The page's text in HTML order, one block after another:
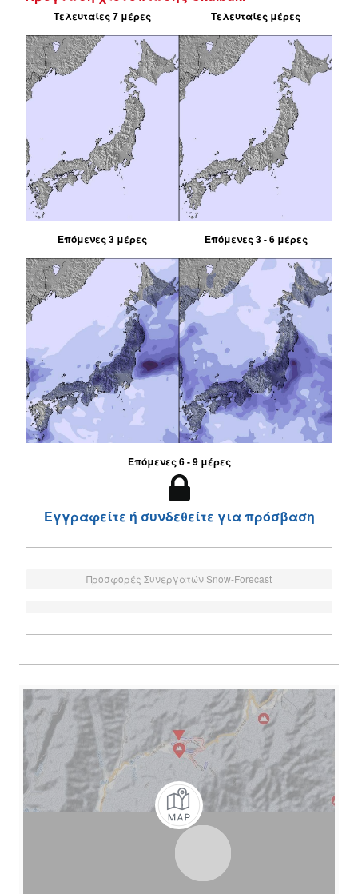
Τελευταίες 7 μέρες Τελευταίες μέρες
Επόμενες 3 μέρες Επόμενες 3 - 6 μέρες
Επόμενες 6 - 9 μέρες
Εγγραφείτε ή συνδεθείτε για πρόσβαση
Προσφορές Συνεργατών Snow-Forecast